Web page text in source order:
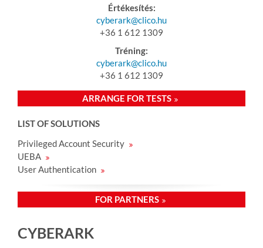
Értékesítés:
cyberark@clico.hu
+36 1 612 1309
Tréning:
cyberark@clico.hu
+36 1 612 1309
ARRANGE FOR TESTS
LIST OF SOLUTIONS
Privileged Account Security
UEBA
User Authentication
FOR PARTNERS
CYBERARK